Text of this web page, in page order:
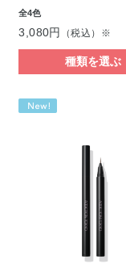
全4色
3,080円 （税込）※
種類を選ぶ